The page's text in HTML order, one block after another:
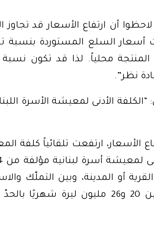
أن ارتفاع الأسعار قد تجاوز
تعدّت الـ 500%، إذ ارتفعت أسعار السلع المستوردة
محلياً. لذا قد تكون نسبة
الأسعار، ارتفعت تلقائياً كلفة
أو المدينة، وبين التملّك
وخلصت الدراسة إلى أن كلفة المعيشة تتراوح بين 20 و26 مليون ليرة